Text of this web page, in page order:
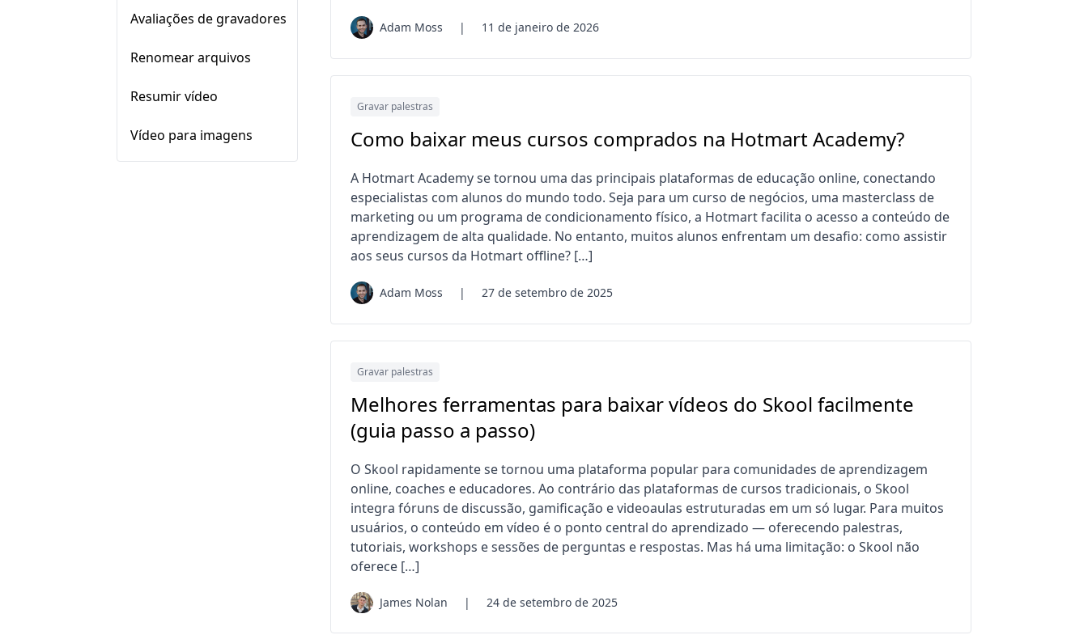
Avaliações de gravadores
Renomear arquivos
Resumir vídeo
Vídeo para imagens
Adam Moss | 11 de janeiro de 2026
Gravar palestras
Como baixar meus cursos comprados na Hotmart Academy?
A Hotmart Academy se tornou uma das principais plataformas de educação online, conectando
especialistas com alunos do mundo todo. Seja para um curso de negócios, uma masterclass de
marketing ou um programa de condicionamento físico, a Hotmart facilita o acesso a conteúdo de
aprendizagem de alta qualidade. No entanto, muitos alunos enfrentam um desafio: como assistir
aos seus cursos da Hotmart offline? […]
Adam Moss | 27 de setembro de 2025
Gravar palestras
Melhores ferramentas para baixar vídeos do Skool facilmente
(guia passo a passo)
O Skool rapidamente se tornou uma plataforma popular para comunidades de aprendizagem
online, coaches e educadores. Ao contrário das plataformas de cursos tradicionais, o Skool
integra fóruns de discussão, gamificação e videoaulas estruturadas em um só lugar. Para muitos
usuários, o conteúdo em vídeo é o ponto central do aprendizado — oferecendo palestras,
tutoriais, workshops e sessões de perguntas e respostas. Mas há uma limitação: o Skool não
oferece […]
James Nolan | 24 de setembro de 2025